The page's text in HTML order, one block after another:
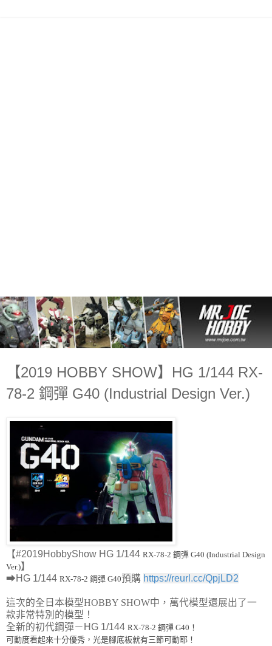
【2019 HOBBY SHOW】HG 1/144 RX-
78-2 鋼彈 G40 (Industrial Design Ver.)
【#2019HobbyShow HG 1/144 RX-78-2 鋼彈 G40 (Industrial Design
Ver.)】
➡HG 1/144 RX-78-2 鋼彈 G40預購 https://reurl.cc/QpjLD2
這次的全日本模型HOBBY SHOW中，萬代模型還展出了一
款非常特別的模型！
全新的初代鋼彈－HG 1/144 RX-78-2 鋼彈 G40！
可動度看起來十分優秀，光是腳底板就有三節可動耶！